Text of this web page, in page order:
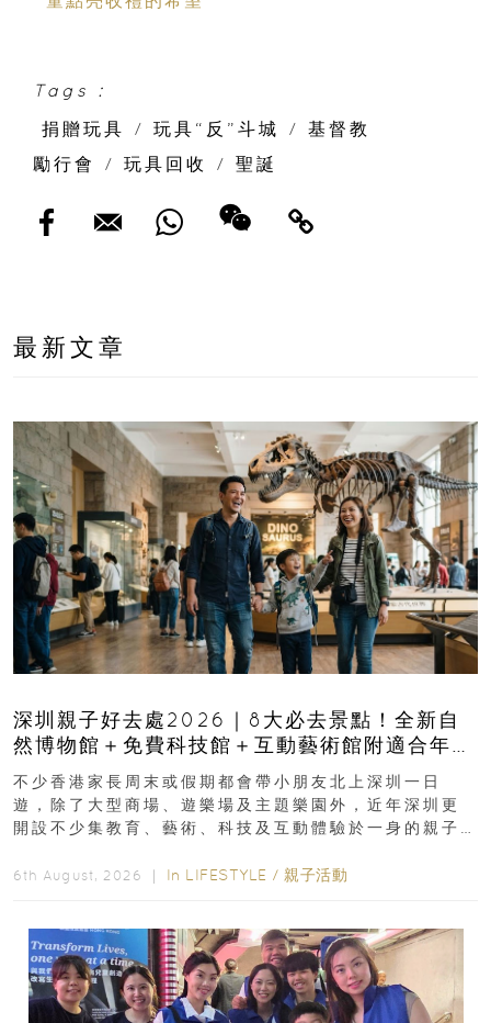
Tags :
捐贈玩具
/ 玩具“反”斗城 /
基督教
勵行會
/ 玩具回收 / 聖誕
最新文章
深圳親子好去處2026｜8大必去景點！全新自
然博物館＋免費科技館＋互動藝術館附適合年
齡、交通、門票、開放時間
不少香港家長周末或假期都會帶小朋友北上深圳一日
遊，除了大型商場、遊樂場及主題樂園外，近年深圳更
開設不少集教育、藝術、科技及互動體驗於一身的親子
6th August, 2026 ｜ In LIFESTYLE / 親子活動